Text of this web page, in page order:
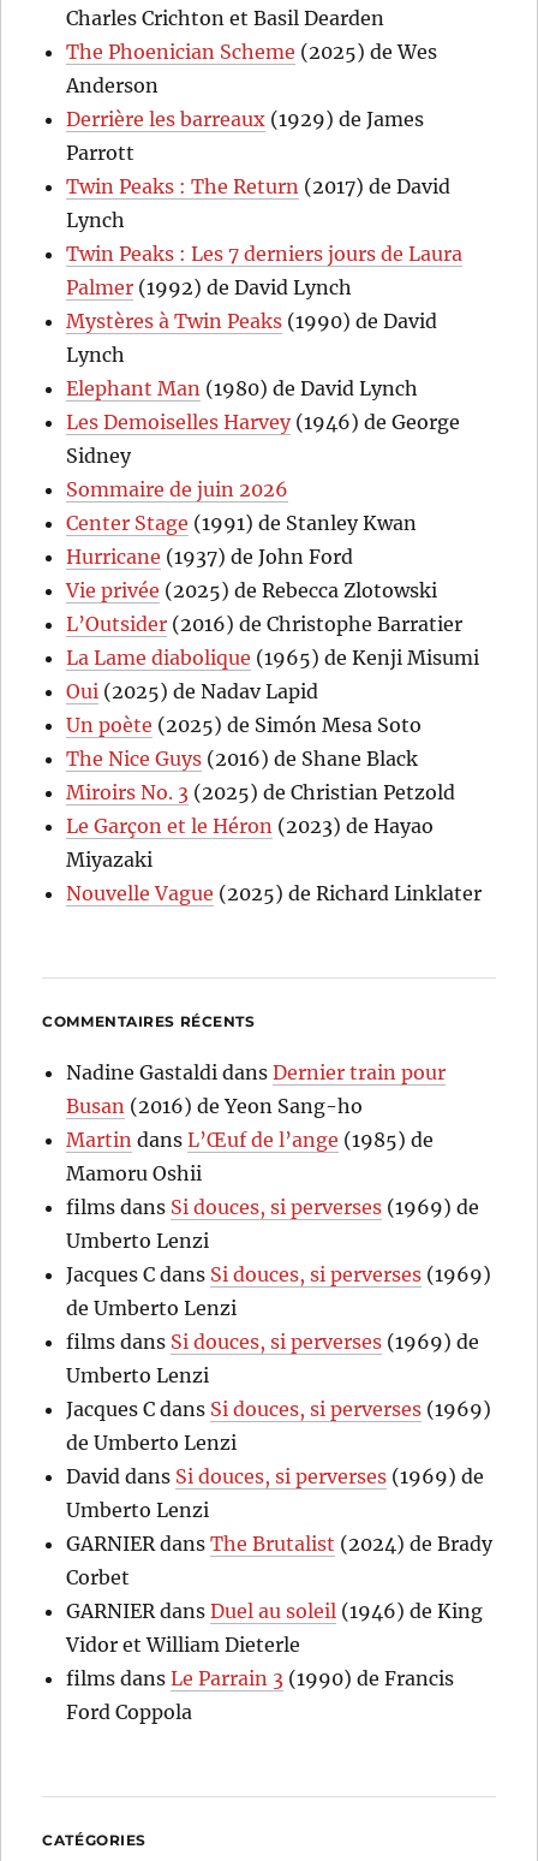
Charles Crichton et Basil Dearden
The Phoenician Scheme (2025) de Wes
Anderson
Derrière les barreaux (1929) de James
Parrott
Twin Peaks : The Return (2017) de David
Lynch
Twin Peaks : Les 7 derniers jours de Laura
Palmer (1992) de David Lynch
Mystères à Twin Peaks (1990) de David
Lynch
Elephant Man (1980) de David Lynch
Les Demoiselles Harvey(1946) de George
Sidney
Sommaire de juin 2026
Center Stage (1991) de Stanley Kwan
Hurricane (1937) de John Ford
Vie privée (2025) de Rebecca Zlotowski
L’Outsider (2016) de Christophe Barratier
La Lame diabolique (1965) de Kenji Misumi
Oui (2025) de Nadav Lapid
Un poète (2025) de Simón Mesa Soto
The Nice Guys (2016) de Shane Black
Miroirs No. 3 (2025) de Christian Petzold
Le Garçon et le Héron (2023) de Hayao
Miyazaki
Nouvelle Vague (2025) de Richard Linklater
COMMENTAIRES RÉCENTS
Nadine Gastaldi dansDernier train pour
Busan (2016) de Yeon Sang-ho
Martin dansL’Œuf de l’ange (1985) de
Mamoru Oshii
films dans Si douces, si perverses (1969) de
Umberto Lenzi
Jacques C dans Si douces, si perverses (1969)
de Umberto Lenzi
films dans Si douces, si perverses (1969) de
Umberto Lenzi
Jacques C dans Si douces, si perverses (1969)
de Umberto Lenzi
David dans Si douces, si perverses (1969) de
Umberto Lenzi
GARNIER dansThe Brutalist (2024) de Brady
Corbet
GARNIER dansDuel au soleil (1946) de King
Vidor et William Dieterle
films dansLe Parrain 3 (1990) de Francis
Ford Coppola
CATÉGORIES